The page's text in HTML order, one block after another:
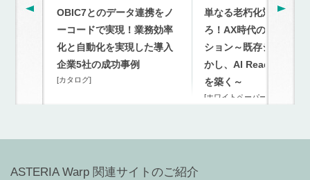
OBIC7とのデータ連携をノ
ーコードで実現！業務効率
化と自動化を実現した導入
企業5社の成功事例
[カタログ]
単なる老朽化対策を超
ろ！AX時代のモダナイ
ション～既存システム
かし、AI Readyな連携
を築く～
[ホワイトペーパー]
ASTERIA Warp 関連サイトのご紹介